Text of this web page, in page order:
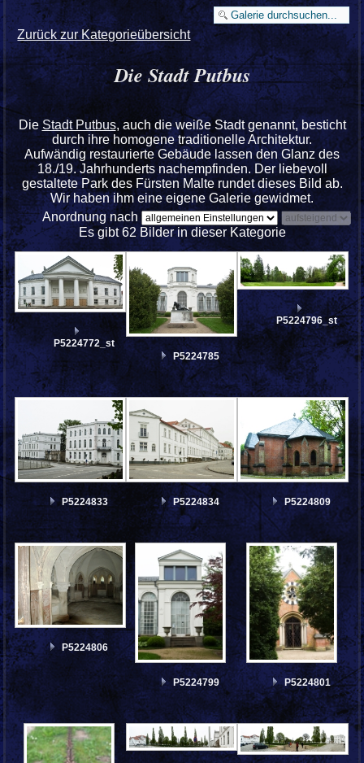
Zurück zur Kategorieübersicht
Die Stadt Putbus
Die Stadt Putbus, auch die weiße Stadt genannt, besticht
durch ihre homogene traditionelle Architektur.
Aufwändig restaurierte Gebäude lassen den Glanz des
18./19. Jahrhunderts nachempfinden. Der liebevoll
gestaltete Park des Fürsten Malte rundet dieses Bild ab.
Wir haben ihm eine eigene Galerie gewidmet.
Anordnung nach
Es gibt 62 Bilder in dieser Kategorie
P5224772_stitch
P5224785
P5224796_stitch
P5224833 P5224834 P5224809
P5224806
P5224799 P5224801